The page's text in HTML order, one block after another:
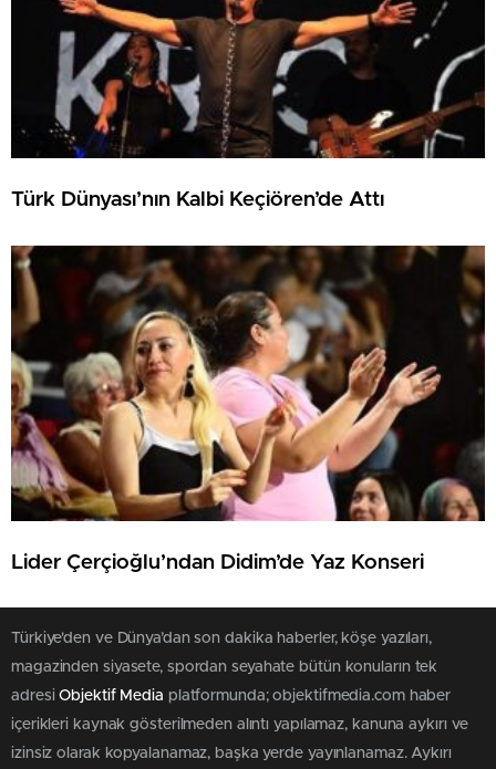
Türk Dünyası’nın Kalbi Keçiören’de Attı
Lider Çerçioğlu’ndan Didim’de Yaz Konseri
Türkiye'den ve Dünya’dan son dakika haberler, köşe yazıları,
magazinden siyasete, spordan seyahate bütün konuların tek
adresiObjektif Media platformunda; objektifmedia.com haber
içerikleri kaynak gösterilmeden alıntı yapılamaz, kanuna aykırı ve
izinsiz olarak kopyalanamaz, başka yerde yayınlanamaz. Aykırı